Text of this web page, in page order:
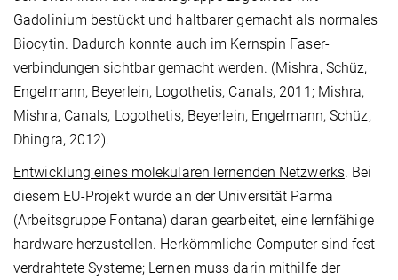
Gadolinium bestückt und haltbarer gemacht als normales
Biocytin. Dadurch konnte auch im Kernspin Faser­
verbindungen sichtbar gemacht werden. (Mishra, Schüz,
Engelmann, Beyerlein, Logothetis, Canals, 2011; Mishra,
Mishra, Canals, Logothetis, Beyerlein, Engelmann, Schüz,
Dhingra, 2012).
Entwicklung eines molekularen lernenden Netzwerks. Bei
diesem EU-Projekt wurde an der Universität Parma
(Arbeitsgruppe Fontana) daran gearbeitet, eine lernfähige
hardware herzustellen. Herkömmliche Computer sind fest
verdrahtete Systeme; Lernen muss darin mithilfe der